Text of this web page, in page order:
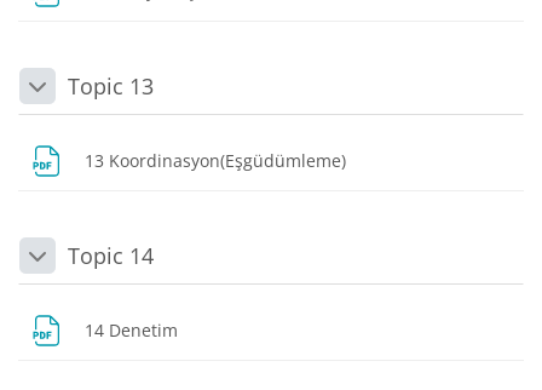
DaraltTopic 13
13 Koordinasyon(Eşgüdümleme)
DaraltTopic 14
14 Denetim